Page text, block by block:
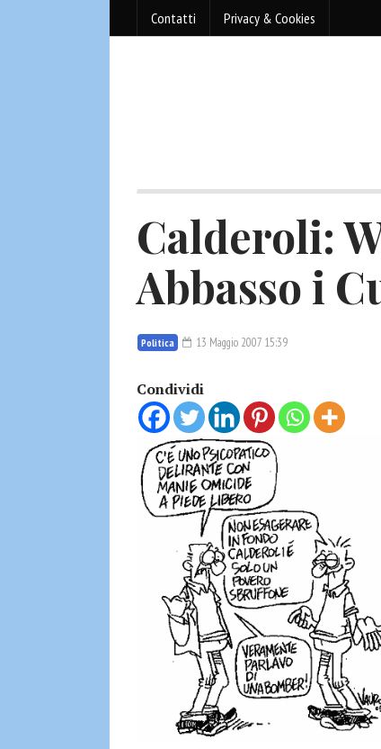
Contatti Privacy & Cookies
Calderoli:
Abbasso i
Politica 13 Maggio 2007 15:39
Condividi